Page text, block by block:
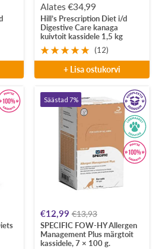
Soodushind
Alates €34,99
Hill’s Prescription Diet i/d
Digestive Care kanaga
kuivtoit kassidele 1,5 kg
(12)
+ Lisa ostukorvi
Säästad 7%
Soodushind
€12,99€13,93
SPECIFIC FOW-HY Allergen
Management Plus märgtoit
kassidele, 7 × 100 g.